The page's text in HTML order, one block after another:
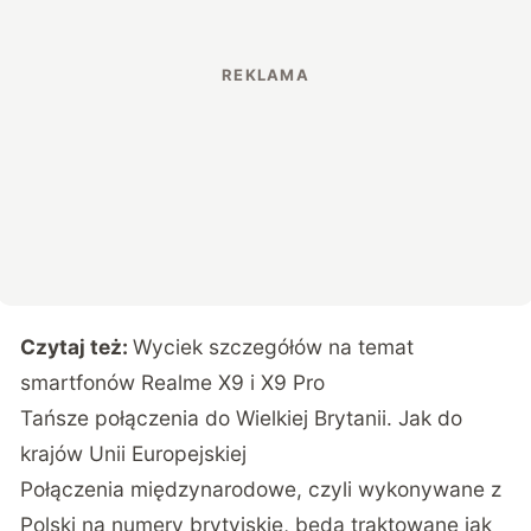
Czytaj też:Wyciek szczegółów na temat
smartfonów Realme X9 i X9 Pro
Tańsze połączenia do Wielkiej Brytanii. Jak do
krajów Unii Europejskiej
Połączenia międzynarodowe, czyli wykonywane z
Polski na numery brytyjskie, będą traktowane jak